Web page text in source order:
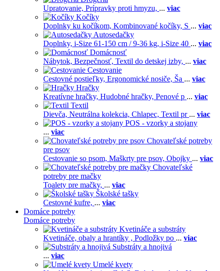
Upratovanie, Prípravky proti hmyzu, ... viac
Kočíky
Doplnky ku kočíkom, Kombinované kočíky, S ... viac
Autosedačky
Doplnky, i-Size 61-150 cm / 9-36 kg, i-Size 40 ... viac
Domácnosť
Nábytok, Bezpečnosť, Textil do detskej izby, ... viac
Cestovanie
Cestovné postieľky, Ergonomické nosiče, Ša ... viac
Hračky
Kreatívne hračky, Hudobné hračky, Penové p ... viac
Textil
Dievča, Neutrálna kolekcia, Chlapec, Textil pr ... viac
POS - vzorky a stojany
... viac
Chovateľské potreby
pre psov
Cestovanie so psom, Maškrty pre psov, Obojky ... viac
Chovateľské
potreby pre mačky
Toalety pre mačky, ... viac
Školské tašky
Cestovné kufre, ... viac
Domáce potreby
Domáce potreby
Kvetináče a substráty
Kvetináče, obaly a hrantíky , Podložky po ... viac
Substráty a hnojivá
... viac
Umelé kvety